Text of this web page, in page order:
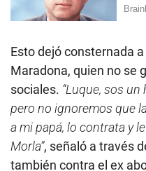
Esto dejó consternada
Maradona, quien no se
sociales. “Luque, sos un
pero no ignoremos que
a mi papá, lo contrata y
Morla”, señaló a través
también contra el ex